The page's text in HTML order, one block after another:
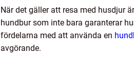
När det gäller att resa med husdjur
hundbur som inte bara garanterar
fördelarna med att använda en
avgörande.